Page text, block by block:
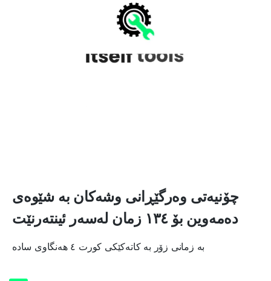
چۆنیەتی وەرگێڕانی وشەکان بە شێوەی
دەمەوین بۆ ١٣٤ زمان لەسەر ئینتەرنێت
بە زمانی زۆر بە کاتەکێکی کورت ٤ هەنگاوی سادە